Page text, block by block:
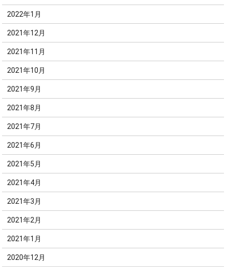
2022年1月
2021年12月
2021年11月
2021年10月
2021年9月
2021年8月
2021年7月
2021年6月
2021年5月
2021年4月
2021年3月
2021年2月
2021年1月
2020年12月